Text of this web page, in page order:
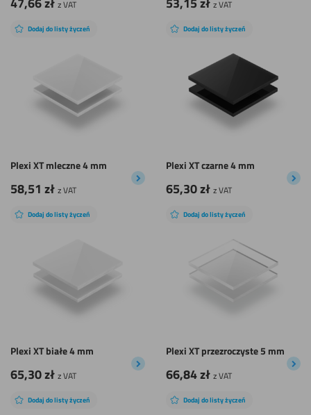
z VAT z VAT
Dodaj do listy życzeń
Plexi XT mleczne 4 mm
58,51 zł z VAT
Dodaj do listy życzeń
Plexi XT czarne 4 mm
65,30zł z VAT
Dodaj do listy życzeń
Plexi XT białe 4 mm
65,30zł z VAT
Dodaj do listy życzeń
Plexi XT przezroczyste 5 mm
66,84zł z VAT
Dodaj do listy życzeń Dodaj do listy życzeń